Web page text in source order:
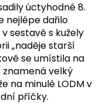
úctyhodné 8.
nejlépe dařilo
sestavě s kužely
„naděje starší
se umístila na
znamená velký
na minulé LODM v
příčky.